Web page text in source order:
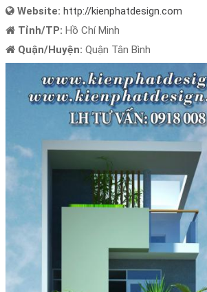
Website: http://kienphatdesign.com
Tỉnh/TP: Hồ Chí Minh
Quận/Huyện: Quận Tân Bình